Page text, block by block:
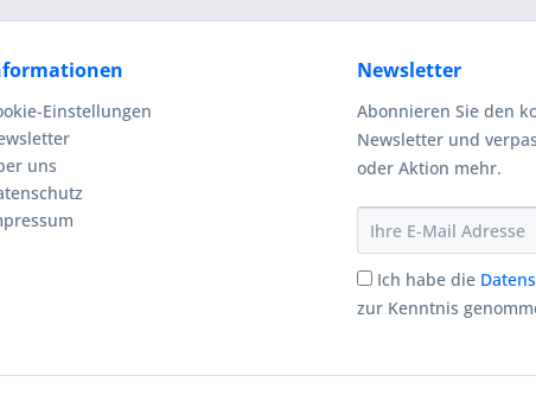
Einstellungen
uns
Newsletter
Abonnieren Sie den
Newsletter und
oder Aktion mehr.
Ich habe die
zur Kenntnis